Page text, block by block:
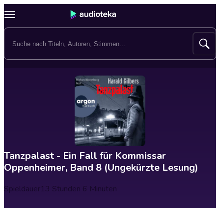
Tanzpalast - Ein Fall für Kommissar
Oppenheimer, Band 8 (Ungekürzte Lesung)
Spieldauer13 Stunden 6 Minuten